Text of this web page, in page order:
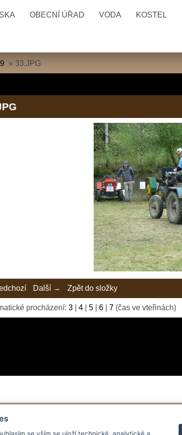
OBECNÍ ÚŘAD VODA KOSTEL
» 33.JPG
Další → Zpět do složky
procházení:3 |4 |5 |6 |7 (čas ve vteřinách)